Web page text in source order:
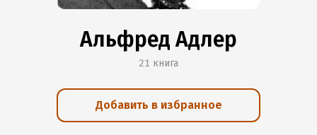
Альфред Адлер
21 книга
Добавить в избранное